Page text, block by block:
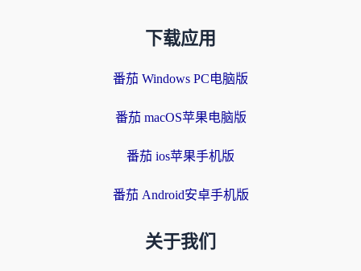
下载应用
番茄 Windows PC电脑版
番茄 macOS苹果电脑版
番茄 ios苹果手机版
番茄 Android安卓手机版
关于我们